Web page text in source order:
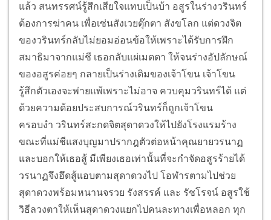
แล้ว สนทรรศน์รู้สึกเสียใจแทบเป็นบ้า อสูรในร่างวรินทร์
ต้องการฆ่าคน เพื่อเซ่นสังเวยตุ๊กตา สังขโลก แต่ดวงจิต
ของวรินทร์กลับไม่ยอมอ่อนข้อให้เพราะได้รับการฝึก
สมาธิมาจากแม่ชี เธอกลับแผ่เมตตา ให้จนร่างอัปลักษณ์
ของอสูรค่อยๆ กลายเป็นร่างเดิมของเจ้าโขน เจ้าโขน
รู้สึกตัวเองจะพ่ายแพ้เพราะไม่อาจ ควบคุมวรินทร์ได้ แต่
ด้วยความด้อยประสบการณ์วรินทร์ก็ถูกเจ้าโขน
ครอบงำ วรินทร์สะกดจิตสุดาดวงให้ไปยังโรงแรมร้าง
ขณะที่แม่ชีแสงบุญมาปรากฎตัวต่อหน้าคุณยายวรนาฏ
และบอกให้เธอสู้ มีเพียงเธอเท่านั้นที่จะกำจัดอสูรร้ายได้
วรนาฏจึงฮึดสู้แอบตามสุดาดวงไป โอฬารตามไปช่วย
สุดาดวงพร้อมหนานจรวย รังสรรค์ และ รัชโรจน์ อสูรใช้
วิธีลวงตาให้เห็นสุดาดวงแยกไปคนละทางเพื่อหลอก ทุก